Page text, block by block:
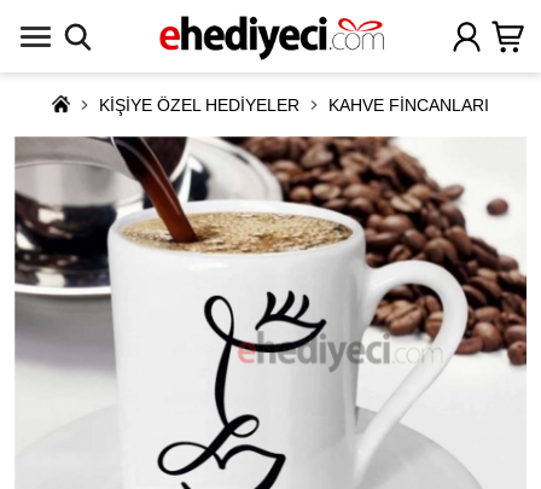
KİŞİYE ÖZEL HEDİYELER KAHVE FİNCANLARI